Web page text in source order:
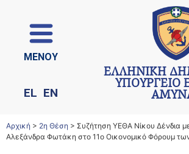
ΜΕΝΟΥ
EL EN
ΕΛΛΗΝΙΚΗ
ΥΠΟΥΡΓΕΙΟ
Αρχική > 2η Θέση > Συζήτηση ΥΕΘΑ Νίκου Δένδια
Αλεξάνδρα Φωτάκη στο 11ο Οικονομικό Φόρουμ